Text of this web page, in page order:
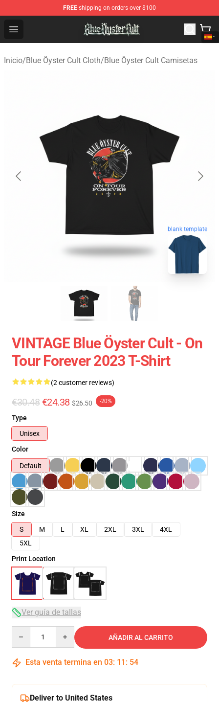
FREE shipping on orders over $100
Open menu
Blue Öyster Cult Store - Official Blue Öyster Cult
Inicio/Blue Öyster Cult Cloth/Blue Öyster Cult Camisetas
blank template
VINTAGE Blue Öyster Cult - On
Tour Forever 2023 T-Shirt
(2 customer reviews)
€30.48 €24.38 $26.50 -20%
Type
Unisex
Color
Default
Size
S
M L XL 2XL 3XL
4XL
5XL
Print Location
Ver guía de tallas
AÑADIR AL CARRITO
Esta venta termina en 03: 11 : 54
Deliver to United States